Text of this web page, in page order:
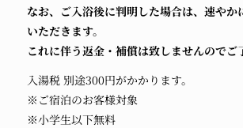
なお、ご入浴後に判明した場合は、速やか
いただきます。
これに伴う返金・補償は致しませんのでご
入湯税 別途300円がかかります。
※ご宿泊のお客様対象
※小学生以下無料